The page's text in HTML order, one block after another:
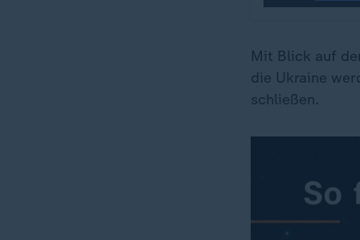
Mit Blick auf
die Ukraine
schließen.